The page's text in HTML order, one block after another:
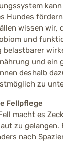
Hundes
wissen wir,
und
belastbarer
und ein
deshalb
zu
Fellpflege
macht es
zu gelangen.
nach